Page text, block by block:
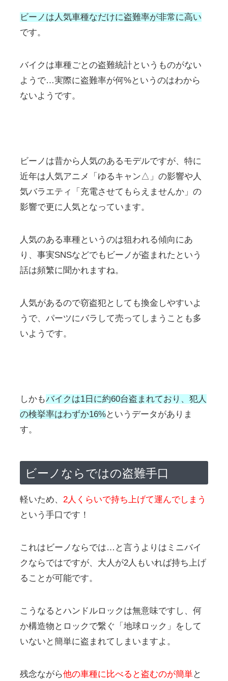
ビーノは人気車種なだけに盗難率が非常に高い
です。
バイクは車種ごとの盗難統計というものがない
ようで…実際に盗難率が何%というのはわから
ないようです。
ビーノは昔から人気のあるモデルですが、特に
近年は人気アニメ「ゆるキャン△」の影響や人
気バラエティ「充電させてもらえませんか」の
影響で更に人気となっています。
人気のある車種というのは狙われる傾向にあ
り、事実SNSなどでもビーノが盗まれたという
話は頻繁に聞かれますね。
人気があるので窃盗犯としても換金しやすいよ
うで、パーツにバラして売ってしまうことも多
いようです。
しかもバイクは1日に約60台盗まれており、犯人
の検挙率はわずか16%というデータがありま
す。
ビーノならではの盗難手口
軽いため、 2人くらいで持ち上げて運んでしまう
という手口です！
これはビーノならでは…と言うよりはミニバイ
クならではですが、大人が2人もいれば持ち上げ
ることが可能です。
こうなるとハンドルロックは無意味ですし、何
か構造物とロックで繋ぐ「地球ロック」をして
いないと簡単に盗まれてしまいますよ。
残念ながら他の車種に比べると盗むのが簡単と